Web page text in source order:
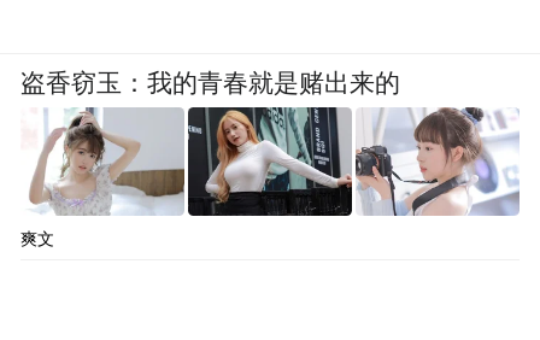
盗香窃玉：我的青春就是赌出来的
爽文